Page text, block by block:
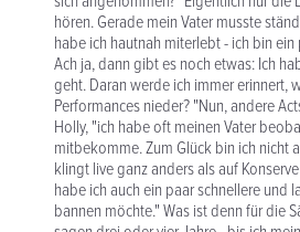
hören. Gerade mein Vater musste
habe ich hautnah miterlebt - ich bin
Ach ja, dann gibt es noch etwas: Ich
geht. Daran werde ich immer erinnert,
Performances nieder? "Nun, andere
Holly, "ich habe oft meinen Vater
mitbekomme. Zum Glück bin ich nicht
klingt live ganz anders als auf
habe ich auch ein paar schnellere und
bannen möchte." Was ist denn für die